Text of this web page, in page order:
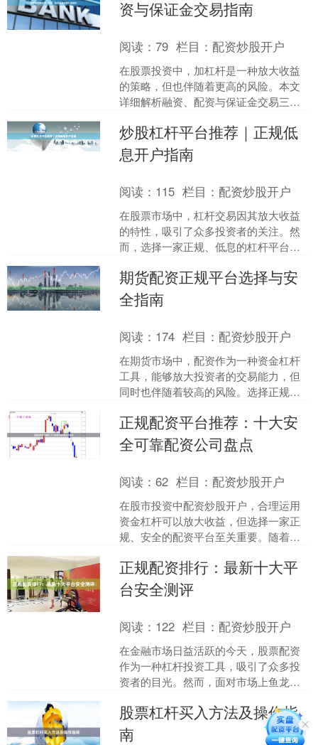
资与保证金交易指南
阅读：79 栏目：配资炒股开户
在股票投资中，加杠杆是一种放大收益
的策略，但也伴随着更高的风险。本文
详细解析融资、配资与保证金交易三种
流程与注意事项配资网平台....
炒股杠杆平台推荐｜正规低
息开户指南
阅读： 115 栏目：配资炒股开户
在股票市场中，杠杆交易因其放大收益
的特性，吸引了众多投资者的关注。然
而，选择一家正规、低息的杠杆平台，
文将为您梳理炒股杠杆平台....
期货配资正规平台选择与安
全指南
阅读： 174 栏目：配资炒股开户
在期货市场中，配资作为一种资金杠杆
工具，能够放大投资者的交易能力，但
同时也伴随着较高的风险。选择正规、
全、实现稳健投资的第一步。....
正规配资平台推荐：十大安
全可靠配资公司盘点
阅读：62 栏目：配资炒股开户
在股市投资中配资炒股开户，合理运用
资金杠杆可以放大收益，但选择一家正
规、安全的配资平台至关重要。随着监
仍有部分优质公司凭借稳健....
正规配资排行：最新十大平
台安全测评
阅读： 122 栏目：配资炒股开户
在金融市场日益活跃的今天，股票配资
作为一种杠杆投资工具，吸引了众多投
资者的目光。然而，面对市场上鱼龙混
一家安全、正规、服务优质....
股票杠杆买入方法及操作指
南